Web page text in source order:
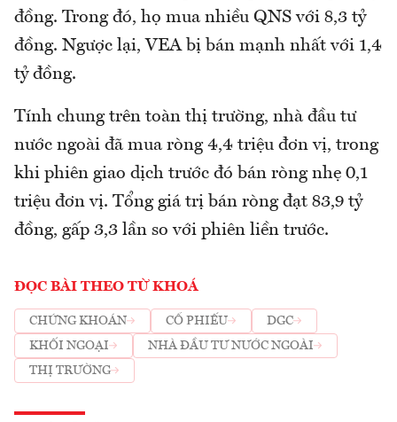
đồng. Trong đó, họ mua nhiều QNS với 8,3 tỷ
đồng. Ngược lại, VEA bị bán mạnh nhất với 1,4
tỷ đồng.
Tính chung trên toàn thị trường, nhà đầu tư
nước ngoài đã mua ròng 4,4 triệu đơn vị, trong
khi phiên giao dịch trước đó bán ròng nhẹ 0,1
triệu đơn vị. Tổng giá trị bán ròng đạt 83,9 tỷ
đồng, gấp 3,3 lần so với phiên liền trước.
ĐỌC BÀI THEO TỪ KHOÁ
CHỨNG KHOÁN CỔ PHIẾU
DGC
KHỐI NGOẠI
NHÀ ĐẦU TƯ NƯỚC NGOÀI
THỊ TRƯỜNG